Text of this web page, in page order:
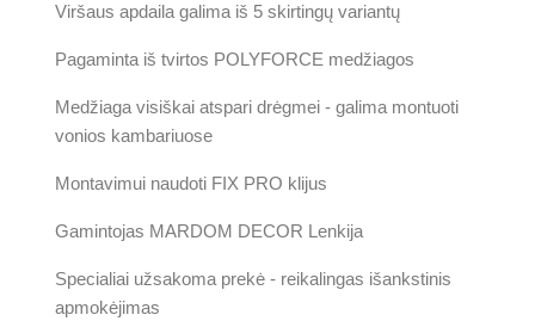
Viršaus apdaila galima iš 5 skirtingų variantų
Pagaminta iš tvirtos POLYFORCE medžiagos
Medžiaga visiškai atspari drėgmei - galima montuoti
vonios kambariuose
Montavimui naudoti FIX PRO klijus
Gamintojas MARDOM DECOR Lenkija
Specialiai užsakoma prekė - reikalingas išankstinis
apmokėjimas